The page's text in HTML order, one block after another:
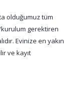
olduğumuz tüm
kurulum gerektiren
Evinize en yakın
ve kayıt